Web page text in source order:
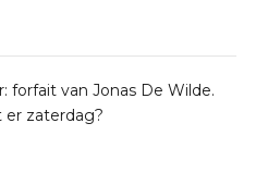
forfait van Jonas De Wilde.
er zaterdag?